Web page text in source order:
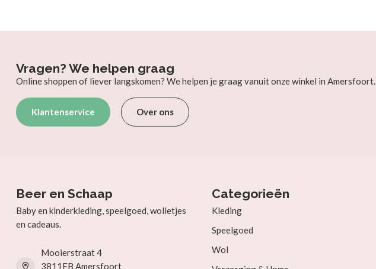
Vragen? We helpen graag
Online shoppen of liever langskomen? We helpen je graag vanuit onze winkel in Amersfoort.
Klantenservice Over ons
Beer en Schaap
Baby en kinderkleding, speelgoed, wolletjes
en cadeaus.
Mooierstraat 4
3811EB Amersfoort
Categorieën
Kleding
Speelgoed
Wol